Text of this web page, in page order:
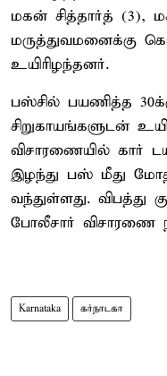
மகன் சித்தார்த் (3),
மருத்துவமனைக்கு
உயிரிழந்தனர்.
பஸ்சில் பயணித்த
சிறுகாயங்களுடன்
விசாரணையில் கார்
இழந்து பஸ் மீது
வந்துள்ளது. விபத்து
போலீசார் விசாரணை
Karnataka கர்நாடகா